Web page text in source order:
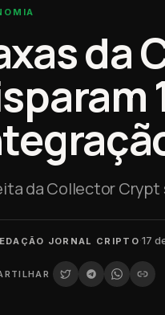
da
da Collector Crypt
JORNAL CRIPTO·17